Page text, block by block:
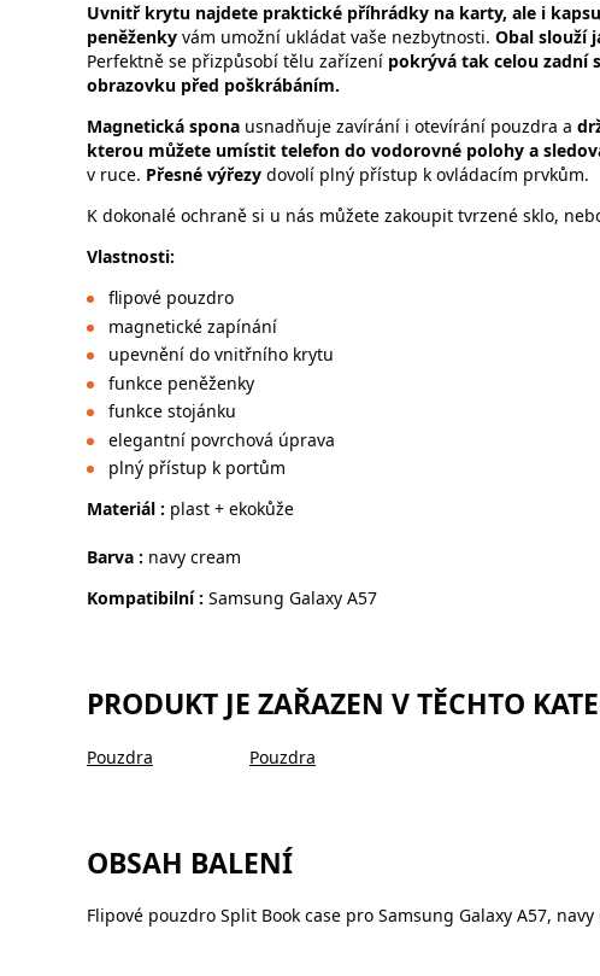
Uvnitř krytu najdete praktické příhrádky na karty, ale i
peněženky vám umožní ukládat vaše nezbytnosti. Obal slouží
Perfektně se přizpůsobí tělu zařízení pokrývá tak celou zadní
obrazovku před poškrábáním.
Magnetická spona usnadňuje zavírání i otevírání pouzdra a
kterou můžete umístit telefon do vodorovné polohy a
v ruce. Přesné výřezy dovolí plný přístup k ovládacím prvkům.
K dokonalé ochraně si u nás můžete zakoupit tvrzené sklo,
Vlastnosti:
flipové pouzdro
magnetické zapínání
upevnění do vnitřního krytu
funkce peněženky
funkce stojánku
elegantní povrchová úprava
plný přístup k portům
Materiál : plast + ekokůže
Barva : navy cream
Kompatibilní : Samsung Galaxy A57
PRODUKT JE ZAŘAZEN V TĚCHTO
Pouzdra Pouzdra
OBSAH BALENÍ
Flipové pouzdro Split Book case pro Samsung Galaxy A57, navy